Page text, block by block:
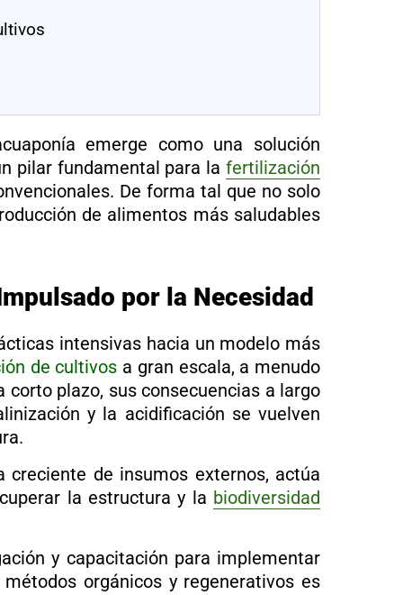
emerge como una solución
pilar fundamental para lafertilización
De forma tal que no solo
de alimentos más saludables
por la Necesidad
intensivas hacia un modelo más
de cultivos a gran escala, a menudo
plazo, sus consecuencias a largo
y la acidificación se vuelven
creciente de insumos externos, actúa
la estructura y la biodiversidad
y capacitación para implementar
orgánicos y regenerativos es